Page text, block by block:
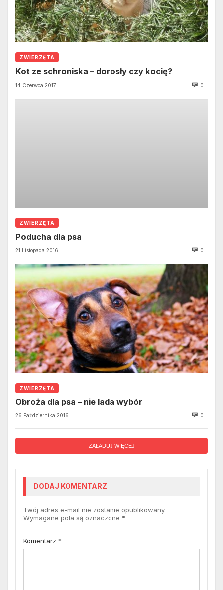
ZWIERZĘTA
Kot ze schroniska – dorosły czy kocię?
14 Czerwca 2017 0
ZWIERZĘTA
Poducha dla psa
21 Listopada 2016 0
ZWIERZĘTA
Obroża dla psa – nie lada wybór
26 Października 2016 0
ZAŁADUJ WIĘCEJ
DODAJ KOMENTARZ
Twój adres e-mail nie zostanie opublikowany.
Wymagane pola są oznaczone *
Komentarz *